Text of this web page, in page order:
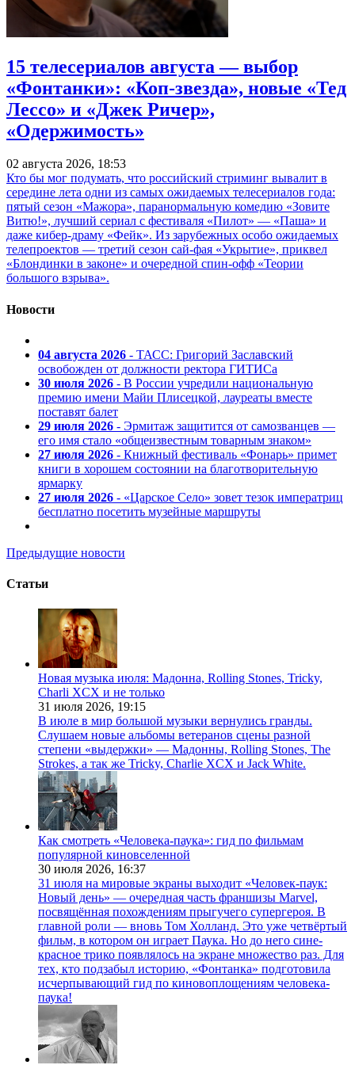
15 телесериалов августа — выбор
«Фонтанки»: «Коп-звезда», новые «Тед
Лессо» и «Джек Ричер»,
«Одержимость»
02 августа 2026, 18:53
Кто бы мог подумать, что российский стриминг вывалит в
середине лета одни из самых ожидаемых телесериалов года:
пятый сезон «Мажора», паранормальную комедию «Зовите
Витю!», лучший сериал с фестиваля «Пилот» — «Паша» и
даже кибер-драму «Фейк». Из зарубежных особо ожидаемых
телепроектов — третий сезон сай-фая «Укрытие», приквел
«Блондинки в законе» и очередной спин-офф «Теории
большого взрыва».
Новости
04 августа 2026 - ТАСС: Григорий Заславский
освобожден от должности ректора ГИТИСа
30 июля 2026 - В России учредили национальную
премию имени Майи Плисецкой, лауреаты вместе
поставят балет
29 июля 2026 - Эрмитаж защитится от самозванцев —
его имя стало «общеизвестным товарным знаком»
27 июля 2026 - Книжный фестиваль «Фонарь» примет
книги в хорошем состоянии на благотворительную
ярмарку
27 июля 2026 - «Царское Село» зовет тезок императриц
бесплатно посетить музейные маршруты
Предыдущие новости
Статьи
Новая музыка июля: Мадонна, Rolling Stones, Tricky,
Charli XCX и не только
31 июля 2026, 19:15
В июле в мир большой музыки вернулись гранды.
Слушаем новые альбомы ветеранов сцены разной
степени «выдержки» — Мадонны, Rolling Stones, The
Strokes, а так же Tricky, Charlie XCX и Jack White.
Как смотреть «Человека-паука»: гид по фильмам
популярной киновселенной
30 июля 2026, 16:37
31 июля на мировые экраны выходит «Человек-паук:
Новый день» — очередная часть франшизы Marvel,
посвящённая похождениям прыгучего супергероя. В
главной роли — вновь Том Холланд. Это уже четвёртый
фильм, в котором он играет Паука. Но до него сине-
красное трико появлялось на экране множество раз. Для
тех, кто подзабыл историю, «Фонтанка» подготовила
исчерпывающий гид по киновоплощениям человека-
паука!